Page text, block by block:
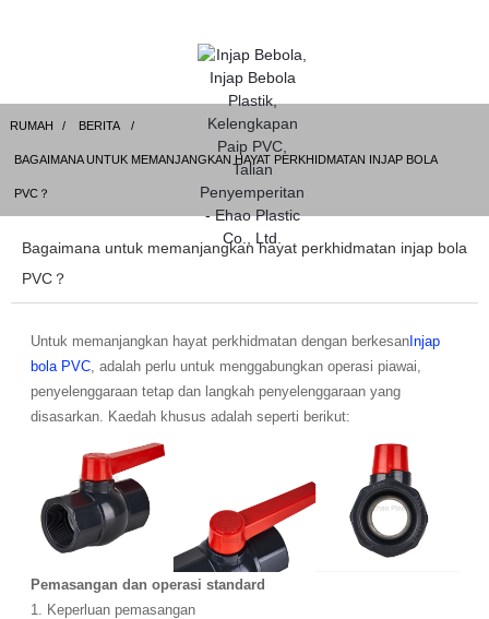
RUMAH BERITA
BAGAIMANA UNTUK MEMANJANGKAN HAYAT PERKHIDMATAN INJAP BOLA
PVC？
Bagaimana untuk memanjangkan hayat perkhidmatan injap bola
PVC？
Untuk memanjangkan hayat perkhidmatan dengan berkesan Injap
bola PVC, adalah perlu untuk menggabungkan operasi piawai,
penyelenggaraan tetap dan langkah penyelenggaraan yang
disasarkan. Kaedah khusus adalah seperti berikut:
Pemasangan dan operasi standard
1. Keperluan pemasangan